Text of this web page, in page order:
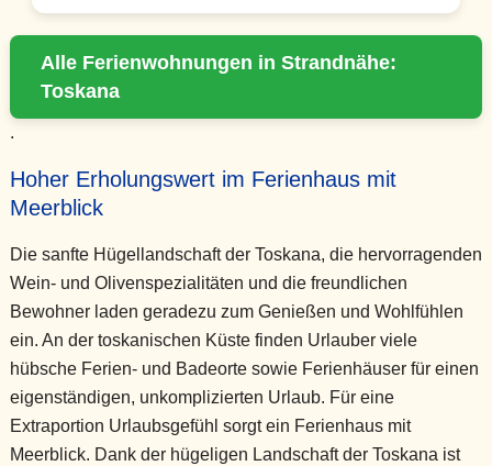
Alle Ferienwohnungen in Strandnähe:
Toskana
.
Hoher Erholungswert im Ferienhaus mit
Meerblick
Die sanfte Hügellandschaft der Toskana, die hervorragenden
Wein- und Olivenspezialitäten und die freundlichen
Bewohner laden geradezu zum Genießen und Wohlfühlen
ein. An der toskanischen Küste finden Urlauber viele
hübsche Ferien- und Badeorte sowie Ferienhäuser für einen
eigenständigen, unkomplizierten Urlaub. Für eine
Extraportion Urlaubsgefühl sorgt ein Ferienhaus mit
Meerblick. Dank der hügeligen Landschaft der Toskana ist